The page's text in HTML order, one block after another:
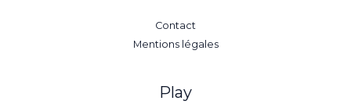
Contact
Mentions légales
Play